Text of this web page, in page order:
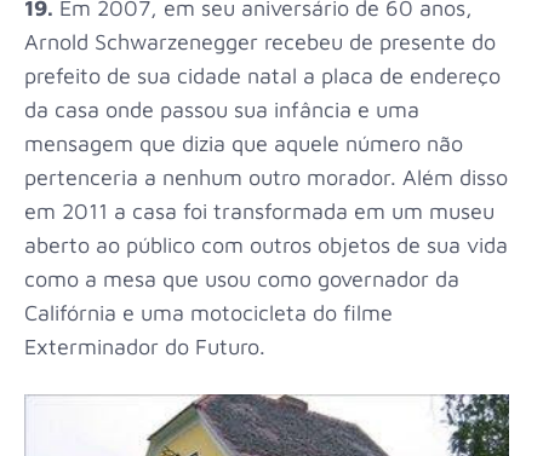
19. Em 2007, em seu aniversário de 60 anos,
Arnold Schwarzenegger recebeu de presente do
prefeito de sua cidade natal a placa de endereço
da casa onde passou sua infância e uma
mensagem que dizia que aquele número não
pertenceria a nenhum outro morador. Além disso
em 2011 a casa foi transformada em um museu
aberto ao público com outros objetos de sua vida
como a mesa que usou como governador da
Califórnia e uma motocicleta do filme
Exterminador do Futuro.